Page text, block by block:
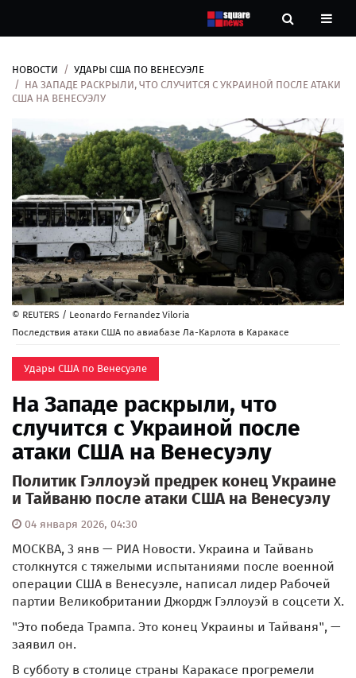
Новости
Контакты
О
нас
НОВОСТИ
УДАРЫ США ПО ВЕНЕСУЭЛЕ
НА ЗАПАДЕ РАСКРЫЛИ, ЧТО СЛУЧИТСЯ С УКРАИНОЙ ПОСЛЕ АТАКИ
США НА ВЕНЕСУЭЛУ
© REUTERS / Leonardo Fernandez Viloria
Последствия атаки США по авиабазе Ла-Карлота в Каракасе
Удары США по Венесуэле
На Западе раскрыли, что
случится с Украиной после
атаки США на Венесуэлу
Политик Гэллоуэй предрек конец Украине
и Тайваню после атаки США на Венесуэлу
04 января 2026, 04:30
МОСКВА, 3 янв — РИА Новости. Украина и Тайвань
столкнутся с тяжелыми испытаниями после военной
операции США в Венесуэле, написал лидер Рабочей
партии Великобритании Джордж Гэллоуэй в соцсети X.
"Это победа Трампа. Это конец Украины и Тайваня", —
заявил он.
В субботу в столице страны Каракасе прогремели